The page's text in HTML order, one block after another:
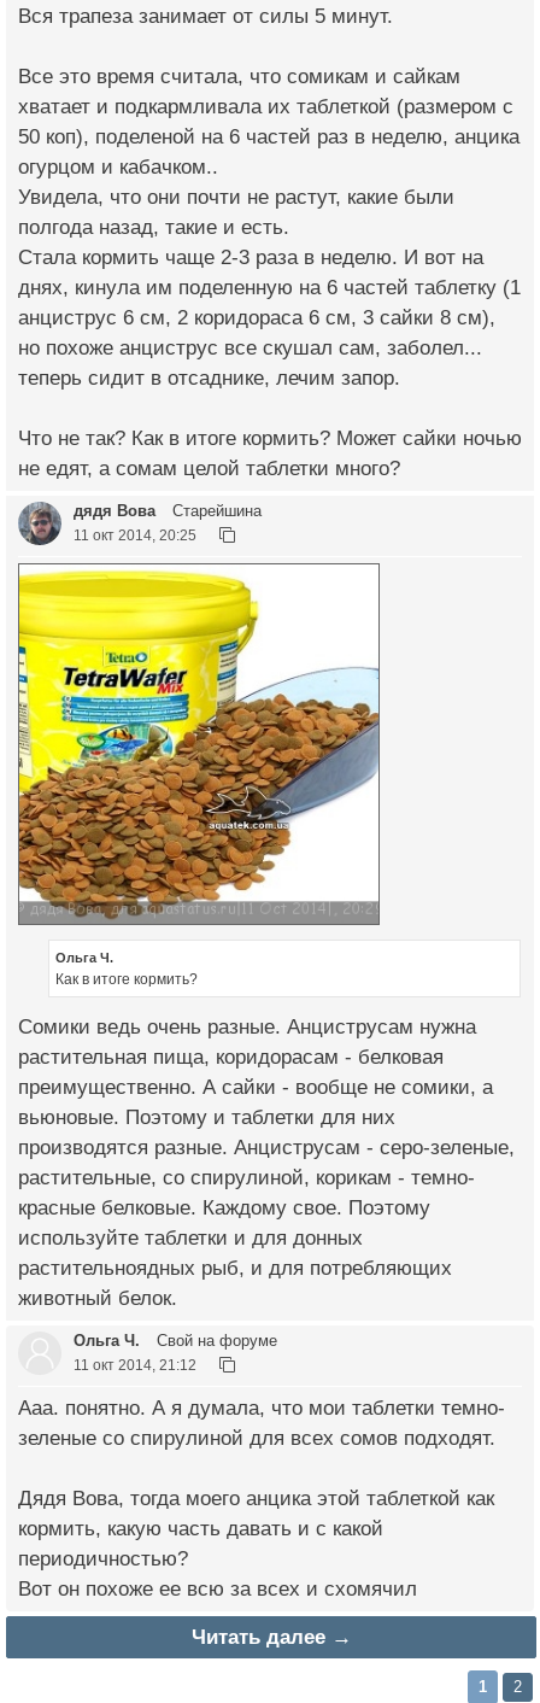
Вся трапеза занимает от силы 5 минут.
Все это время считала, что сомикам и сайкам
хватает и подкармливала их таблеткой (размером с
50 коп), поделеной на 6 частей раз в неделю, анцика
огурцом и кабачком..
Увидела, что они почти не растут, какие были
полгода назад, такие и есть.
Стала кормить чаще 2-3 раза в неделю. И вот на
днях, кинула им поделенную на 6 частей таблетку (1
анциструс 6 см, 2 коридораса 6 см, 3 сайки 8 см),
но похоже анциструс все скушал сам, заболел...
теперь сидит в отсаднике, лечим запор.
Что не так? Как в итоге кормить? Может сайки ночью
не едят, а сомам целой таблетки много?
дядя Вова Старейшина
11 окт 2014, 20:25
Ольга Ч.
Как в итоге кормить?
Сомики ведь очень разные. Анциструсам нужна
растительная пища, коридорасам - белковая
преимущественно. А сайки - вообще не сомики, а
вьюновые. Поэтому и таблетки для них
производятся разные. Анциструсам - серо-зеленые,
растительные, со спирулиной, корикам - темно-
красные белковые. Каждому свое. Поэтому
используйте таблетки и для донных
растительноядных рыб, и для потребляющих
животный белок.
Ольга Ч. Свой на форуме
11 окт 2014, 21:12
Ааа. понятно. А я думала, что мои таблетки темно-
зеленые со спирулиной для всех сомов подходят.
Дядя Вова, тогда моего анцика этой таблеткой как
кормить, какую часть давать и с какой
периодичностью?
Вот он похоже ее всю за всех и схомячил
Читать далее →
1 2